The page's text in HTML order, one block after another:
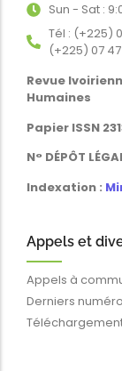
Sun - Sat :
Tél : (+225)
(+225) 07
Revue
Humaines
Papier ISSN
N° DÉPÔT
Indexation :
Appels et
Appels à
Derniers